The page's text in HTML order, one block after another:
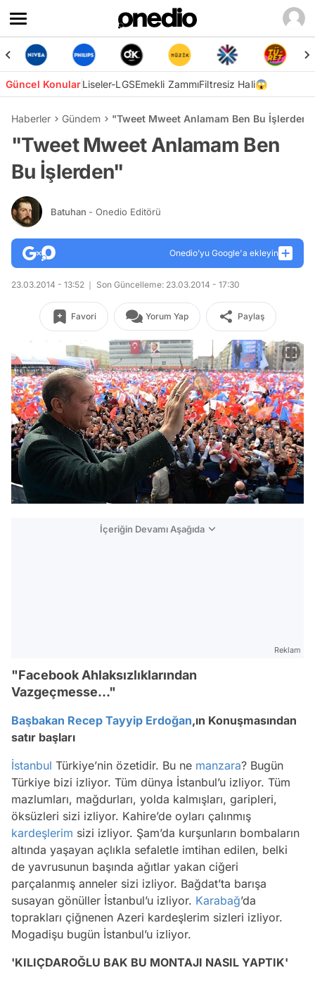
Güncel KonularLiseler-LGSEmekli ZammıFiltresiz Hali😱
Haberler Gündem "Tweet Mweet Anlamam Ben Bu İşlerden"
"Tweet Mweet Anlamam Ben
Bu İşlerden"
Batuhan - Onedio Editörü
Onedio’yu Google'a ekleyin
23.03.2014 - 13:52 Son Güncelleme: 23.03.2014 - 17:30
Favori Yorum Yap Paylaş
İçeriğin Devamı Aşağıda
Reklam
"Facebook Ahlaksızlıklarından
Vazgeçmesse..."
Başbakan Recep Tayyip Erdoğan,ın Konuşmasından
satır başları
İstanbul Türkiye’nin özetidir. Bu ne manzara? Bugün
Türkiye bizi izliyor. Tüm dünya İstanbul’u izliyor. Tüm
mazlumları, mağdurları, yolda kalmışları, garipleri,
öksüzleri sizi izliyor. Kahire’de oyları çalınmış
kardeşlerim sizi izliyor. Şam’da kurşunların bombaların
altında yaşayan açlıkla sefaletle imtihan edilen, belki
de yavrusunun başında ağıtlar yakan ciğeri
parçalanmış anneler sizi izliyor. Bağdat’ta barışa
susayan gönüller İstanbul’u izliyor. Karabağ’da
toprakları çiğnenen Azeri kardeşlerim sizleri izliyor.
Mogadişu bugün İstanbul’u izliyor.
'KILIÇDAROĞLU BAK BU MONTAJI NASIL YAPTIK'